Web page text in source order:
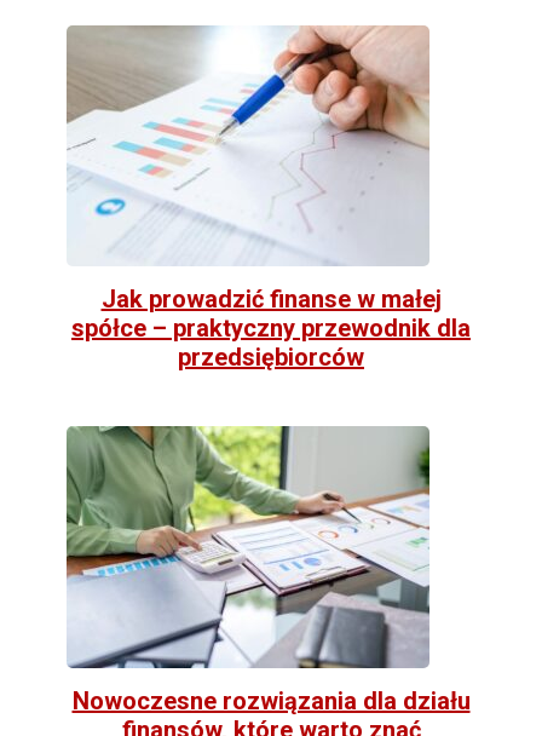
Jak prowadzić finanse w małej
spółce – praktyczny przewodnik dla
przedsiębiorców
Nowoczesne rozwiązania dla działu
finansów, które warto znać